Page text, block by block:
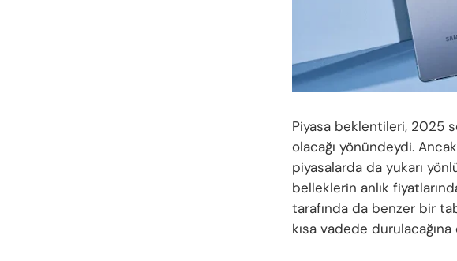
Piyasa beklentileri, 2025
olacağı yönündeydi. Ancak
piyasalarda da yukarı
belleklerin anlık
tarafında da benzer bir
kısa vadede